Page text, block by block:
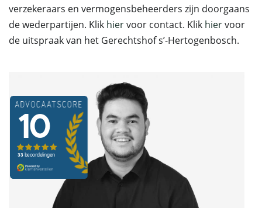
verzekeraars en vermogensbeheerders zijn doorgaans
de wederpartijen. Klik hiervoor contact. Klik hiervoor
de uitspraak van het Gerechtshof s’-Hertogenbosch.